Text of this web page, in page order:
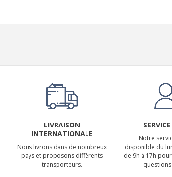
LIVRAISON
INTERNATIONALE
Nous livrons dans de nombreux
pays et proposons différents
transporteurs.
Notre
disponible du
de 9h à 17h